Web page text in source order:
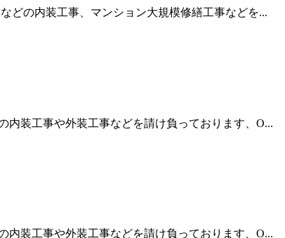
どの内装工事、マンション大規模修繕工事などを...
内装工事や外装工事などを請け負っております、O...
内装工事や外装工事などを請け負っております、O...